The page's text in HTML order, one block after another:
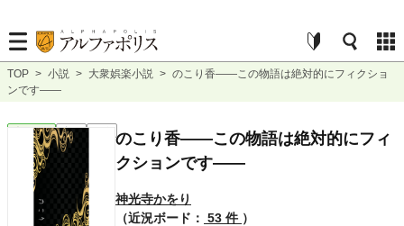
TOP > 小説 > 大衆娯楽小説 > のこり香――この物語は絶対的にフィクショ
ンです――
大衆娯楽 完結
のこり香――この物語は絶対的にフィ
クションです――
神光寺かをり
（近況ボード： 53 件 ）